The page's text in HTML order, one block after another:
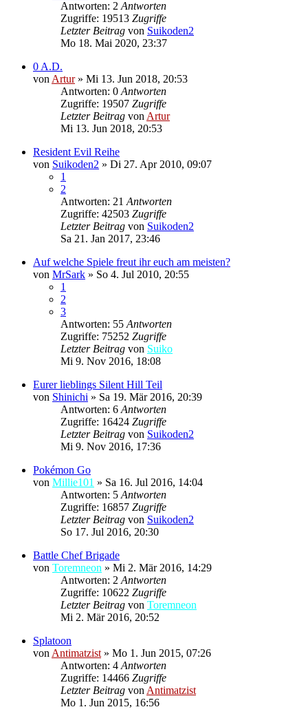
Antworten: 2 Antworten
Zugriffe: 19513 Zugriffe
Letzter Beitrag von Suikoden2
Mo 18. Mai 2020, 23:37
0 A.D.
von Artur» Mi 13. Jun 2018, 20:53
Antworten: 0 Antworten
Zugriffe: 19507 Zugriffe
Letzter Beitrag von Artur
Mi 13. Jun 2018, 20:53
Resident Evil Reihe
von Suikoden2 » Di 27. Apr 2010, 09:07
1
2
Antworten: 21 Antworten
Zugriffe: 42503 Zugriffe
Letzter Beitrag von Suikoden2
Sa 21. Jan 2017, 23:46
Auf welche Spiele freut ihr euch am meisten?
von MrSark » So 4. Jul 2010, 20:55
1
2
3
Antworten: 55 Antworten
Zugriffe: 75252 Zugriffe
Letzter Beitrag von Suiko
Mi 9. Nov 2016, 18:08
Eurer lieblings Silent Hill Teil
von Shinichi » Sa 19. Mär 2016, 20:39
Antworten: 6 Antworten
Zugriffe: 16424 Zugriffe
Letzter Beitrag von Suikoden2
Mi 9. Nov 2016, 17:36
Pokémon Go
von Millie101 » Sa 16. Jul 2016, 14:04
Antworten: 5 Antworten
Zugriffe: 16857 Zugriffe
Letzter Beitrag von Suikoden2
So 17. Jul 2016, 20:30
Battle Chef Brigade
von Toremneon » Mi 2. Mär 2016, 14:29
Antworten: 2 Antworten
Zugriffe: 10622 Zugriffe
Letzter Beitrag von Toremneon
Mi 2. Mär 2016, 20:52
Splatoon
von Antimatzist » Mo 1. Jun 2015, 07:26
Antworten: 4 Antworten
Zugriffe: 14466 Zugriffe
Letzter Beitrag von Antimatzist
Mo 1. Jun 2015, 16:56